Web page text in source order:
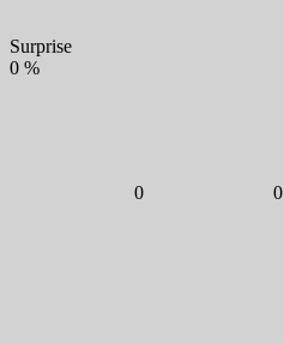
Surprise
0 %
0 0